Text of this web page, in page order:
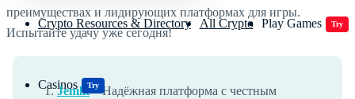
Crypto Resources & Directory All Crypto Play Games Try
Casinos Try
преимуществах и лидирующих платформах для игры.
Испытайте удачу уже сегодня!
Jemlit– Надёжная платформа с честным